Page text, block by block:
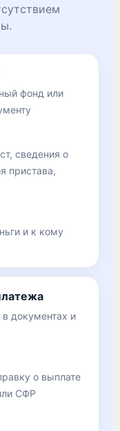
фонд или
сведения о
пристава,
и к кому
документах и
о выплате
СФР